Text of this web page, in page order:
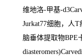
维地洛-甲基-
Jurkat77细胞，人T
脑垂体提取物BPE